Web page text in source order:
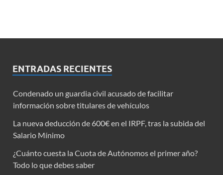
ENTRADAS RECIENTES
Condenado un guardia civil acusado de facilitar
información sobre titulares de vehículos
La nueva deducción de 600€ en el IRPF, tras la subida del
Salario Mínimo
¿Cuánto cuesta la Cuota de Autónomos el primer año?
Todo lo que debes saber